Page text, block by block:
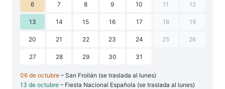
6 7 8 9 10 11 12
13 14 15 16 17 18 19
20 21 22 23 24 25 26
27 28 29 30 31
06 de octubre – San Froilán (se traslada al lunes)
13 de octubre – Fiesta Nacional Española (se traslada al lunes)